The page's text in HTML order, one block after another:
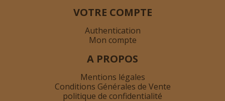
VOTRE COMPTE
Authentication
Mon compte
A PROPOS
Mentions légales
Conditions Générales de Vente
politique de confidentialité